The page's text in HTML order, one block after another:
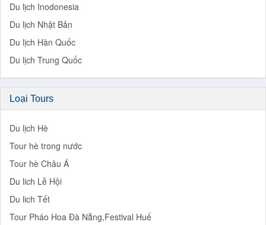
Du lịch Inodonesia
Du lịch Nhật Bản
Du lịch Hàn Quốc
Du lịch Trung Quốc
Loại Tours
Du lịch Hè
Tour hè trong nước
Tour hè Châu Á
Du lich Lễ Hội
Du lich Tết
Tour Pháo Hoa Đà Nẵng,Festival Huế